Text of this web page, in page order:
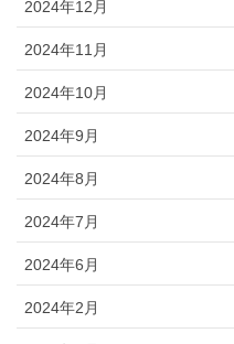
2024年12月
2024年11月
2024年10月
2024年9月
2024年8月
2024年7月
2024年6月
2024年2月